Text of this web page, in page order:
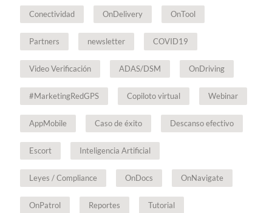
Conectividad OnDelivery OnTool
Partners newsletter COVID19
Video Verificación ADAS/DSM OnDriving
#MarketingRedGPS Copiloto virtual Webinar
AppMobile Caso de éxito Descanso efectivo
Escort Inteligencia Artificial
Leyes / Compliance OnDocs OnNavigate
OnPatrol Reportes Tutorial